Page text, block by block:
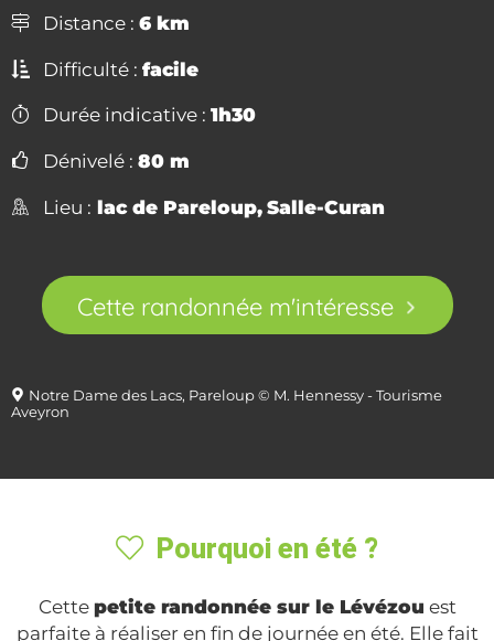
Notre Dame des Lacs, Pareloup © M. Hennessy - Tourisme
Aveyron
Distance : 6 km
Difficulté : facile
Durée indicative : 1h30
Dénivelé : 80 m
Lieu : lac de Pareloup, Salle-Curan
Cette randonnée m'intéresse
Pourquoi en été ?
Cette petite randonnée sur le Lévézou est
parfaite à réaliser en fin de journée en été. Elle fait